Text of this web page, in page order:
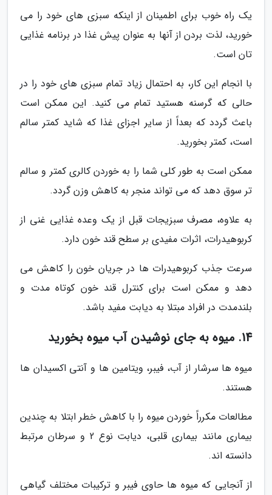
یک راه خوب برای اطمینان از اینکه سبزی های خود را می
خورید، لذت بردن از آنها به عنوان پیش غذا در برنامه غذایی
تان است.
با انجام این کار، به احتمال زیاد تمام سبزی های خود را در
حالی که گرسنه هستید تمام می کنید. این ممکن است
باعث گردد که بعداً از سایر اجزای غذا که شاید کمتر سالم
است، کمتر بخورید.
ممکن است به طور کلی شما را به خوردن کالری کمتر و سالم
تر سوق دهد که می تواند منجر به کاهش وزن گردد.
به علاوه، مصرف سبزیجات قبل از یک وعده غذایی غنی از
کربوهیدرات، اثرات مفیدی بر سطح قند خون دارد.
سرعت جذب کربوهیدرات ها در جریان خون را کاهش می
دهد و ممکن است برای کنترل قند خون کوتاه مدت و
بلندمدت در افراد مبتلا به دیابت مفید باشد.
14. میوه به جای نوشیدن آب میوه بخورید
میوه ها سرشار از آب، فیبر، ویتامین ها و آنتی اکسیدان ها
هستند.
مطالعات مکرراً خوردن میوه را با کاهش خطر ابتلا به چندین
بیماری مانند بیماری قلبی، دیابت نوع 2 و سرطان مرتبط
دانسته اند.
از آنجایی که میوه ها حاوی فیبر و ترکیبات مختلف گیاهی